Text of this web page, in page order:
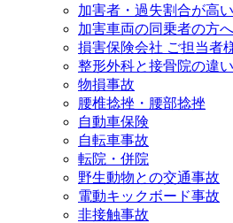
加害者・過失割合が高
加害車両の同乗者の方へ
損害保険会社 ご担当者
整形外科と接骨院の違い
物損事故
腰椎捻挫・腰部捻挫
自動車保険
自転車事故
転院・併院
野生動物との交通事故
電動キックボード事故
非接触事故